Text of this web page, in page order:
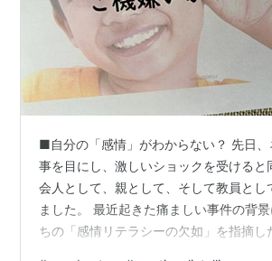
■自分の「感情」がわからない？ 先日
事を目にし、激しいショックを受けると
会人として、親として、そして教員とし
ました。 最近起きた痛ましい事件の背
ちの「感情リテラシーの欠如」を指摘し